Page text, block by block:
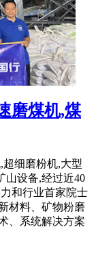
磨煤机,煤
细磨粉机,大型
山设备,经过近40
和行业首家院士
材料、矿物粉磨
、系统解决方案